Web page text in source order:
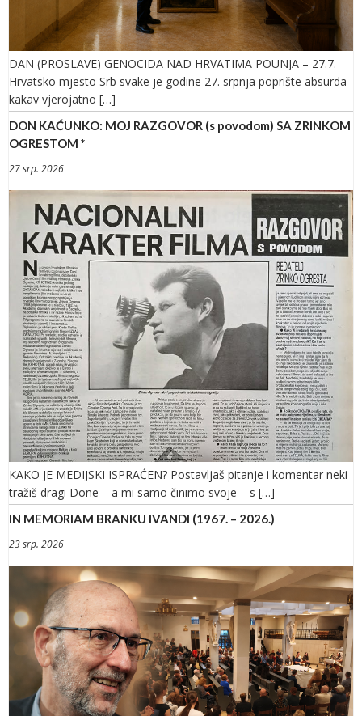
DAN (PROSLAVE) GENOCIDA NAD HRVATIMA POUNJA – 27.7.
Hrvatsko mjesto Srb svake je godine 27. srpnja poprište absurda
kakav vjerojatno […]
DON KAĆUNKO: MOJ RAZGOVOR (s povodom) SA ZRINKOM
OGRESTOM *
27 srp. 2026
KAKO JE MEDIJSKI ISPRAĆEN? Postavljaš pitanje i komentar neki
tražiš dragi Done – a mi samo činimo svoje – s […]
IN MEMORIAM BRANKU IVANDI (1967. – 2026.)
23 srp. 2026